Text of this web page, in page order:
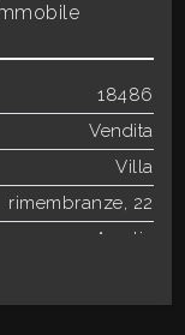
18486
Vendita
Villa
rimembranze, 22
Amelia
266.00